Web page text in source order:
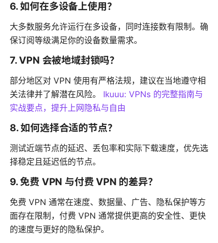
6. 如何在多设备上使用？
大多数服务允许运行在多设备，同时连接数有限制。确
保订阅等级满足你的设备数量需求。
7. VPN 会被地域封锁吗？
部分地区对 VPN 使用有严格法规，建议在当地遵守相
关法律并了解潜在风险。 Ikuuu: VPNs 的完整指南与
实战要点，提升上网隐私与自由
8. 如何选择合适的节点？
测试近端节点的延迟、丢包率和实际下载速度，优先选
择稳定且延迟低的节点。
9. 免费 VPN 与付费 VPN 的差异？
免费 VPN 通常在速度、数据量、广告、隐私保护等方
面存在限制，付费 VPN 通常提供更高的安全性、更快
的速度与更好的隐私保护。